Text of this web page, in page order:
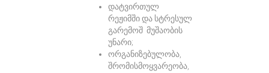
დატვირთულ
რეჟიმში და სტრესულ
გარემოშ მუშაობის
უნარი;
ორგანიზებულობა,
შრომისმოყვარეობა,